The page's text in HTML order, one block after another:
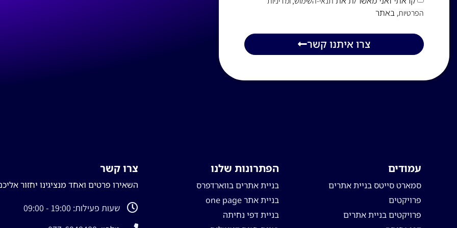
הפרטיות, באתר
צרו איתנו קשר
עמודים
סמארט סייטס בניית אתרים
פרויקטים
פרויקטים בניית אתרים
הפתרונות שלנו
בניית אתרים בווארדפרס
בניית אתר one page
בניית דפי נחיתה
צרו קשר
השאירו פרטים ואחד מנציגינו יחזור
שעות פעילות: 19:00 - 09:00